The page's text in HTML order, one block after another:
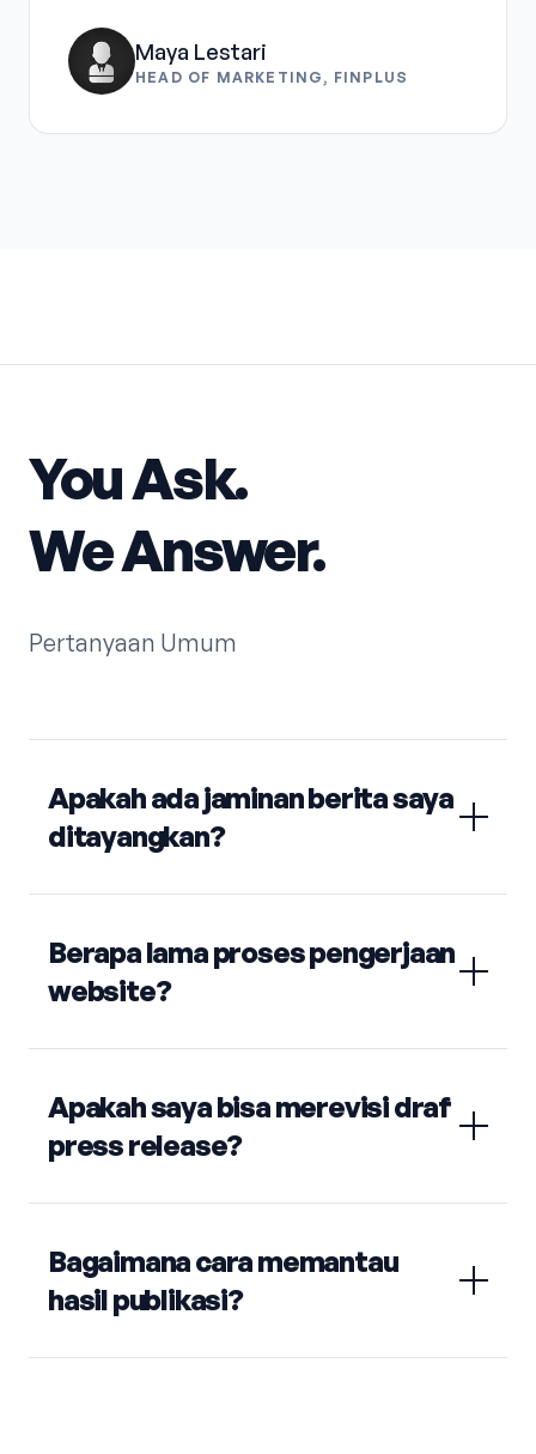
Maya Lestari
HEAD OF MARKETING, FINPLUS
You Ask.
We Answer.
Pertanyaan Umum
Apakah ada jaminan berita saya
ditayangkan?
Berapa lama proses pengerjaan
website?
Apakah saya bisa merevisi draf
press release?
Bagaimana cara memantau
hasil publikasi?